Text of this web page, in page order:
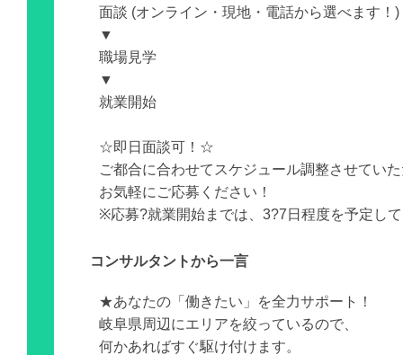
面談 (オンライン・現地・電話から選べます！)
▼
職場見学
▼
就業開始
☆即日面談可！☆
ご都合に合わせてスケジュール調整させてい
お気軽にご応募ください！
※応募?就業開始までは、3?7日程度を予定し
コンサルタントから一言
★あなたの「働きたい」を全力サポート！
岐阜県周辺にエリアを絞っているので、
何かあればすぐ駆け付けます。